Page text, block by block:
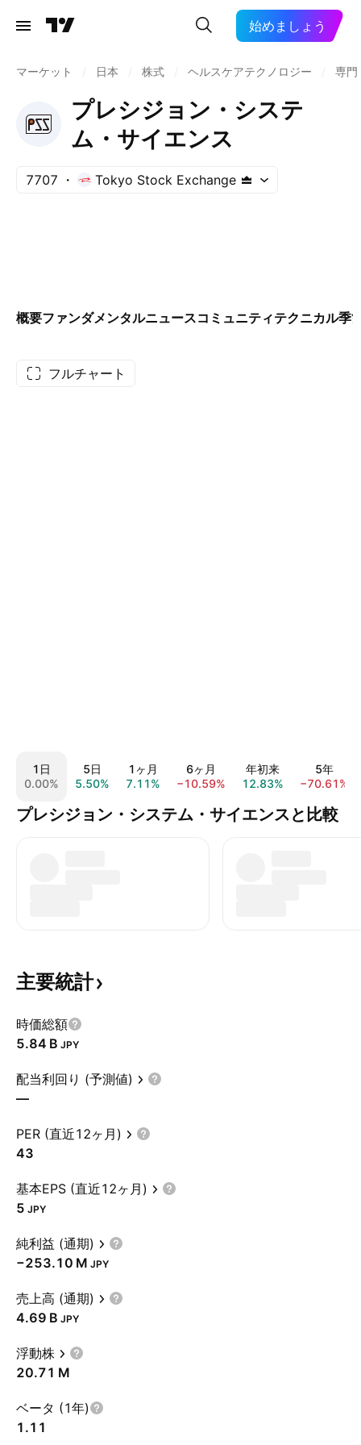
始めましょう
マーケット 日本 株式 ヘルスケアテクノロジー 専門
プレシジョン・システ
ム・サイエンス
7707 Tokyo Stock Exchange
概要ファンダメンタルニュースコミュニティテクニカル季
フルチャート
1日
0.00%
5日
5.50%
1ヶ月
7.11%
6ヶ月
−10.59%
年初来
12.83%
5年
−70.61%
プレシジョン・システム・サイエンスと比較
主要統計
時価総額
‪5.84 B‬ JPY
配当利回り (予測値)
—
PER (直近12ヶ月)
43
基本EPS (直近12ヶ月)
5 JPY
純利益 (通期)
‪−253.10 M‬ JPY
売上高 (通期)
‪4.69 B‬ JPY
浮動株
‪20.71 M‬
ベータ (1年)
1.11